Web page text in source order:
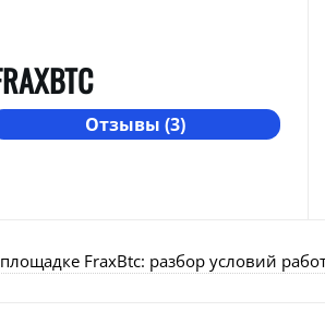
Отзывы (3)
FraxBtc: разбор условий